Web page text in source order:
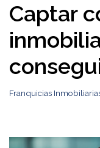
Captar
Franquicias